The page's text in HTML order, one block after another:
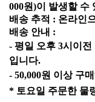
000원)이 발생할 수
배송 추적 : 온라인
배송 안내 :
- 평일 오후 3시이
입니다.
- 50,000원 이상 구
* 토요일 주문한 물